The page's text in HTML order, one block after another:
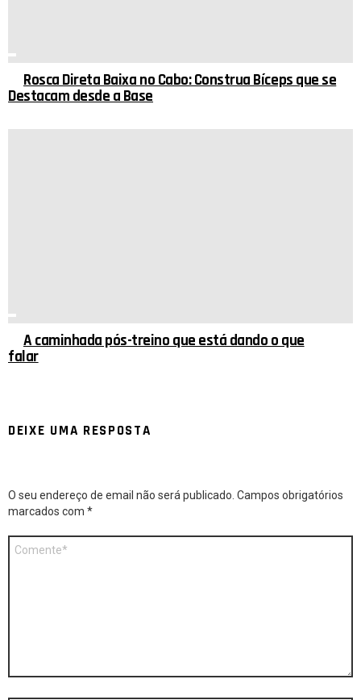
Rosca Direta Baixa no Cabo: Construa Bíceps que se
Destacam desde a Base
A caminhada pós-treino que está dando o que
falar
DEIXE UMA RESPOSTA
O seu endereço de email não será publicado. Campos obrigatórios
marcados com *
Comentário